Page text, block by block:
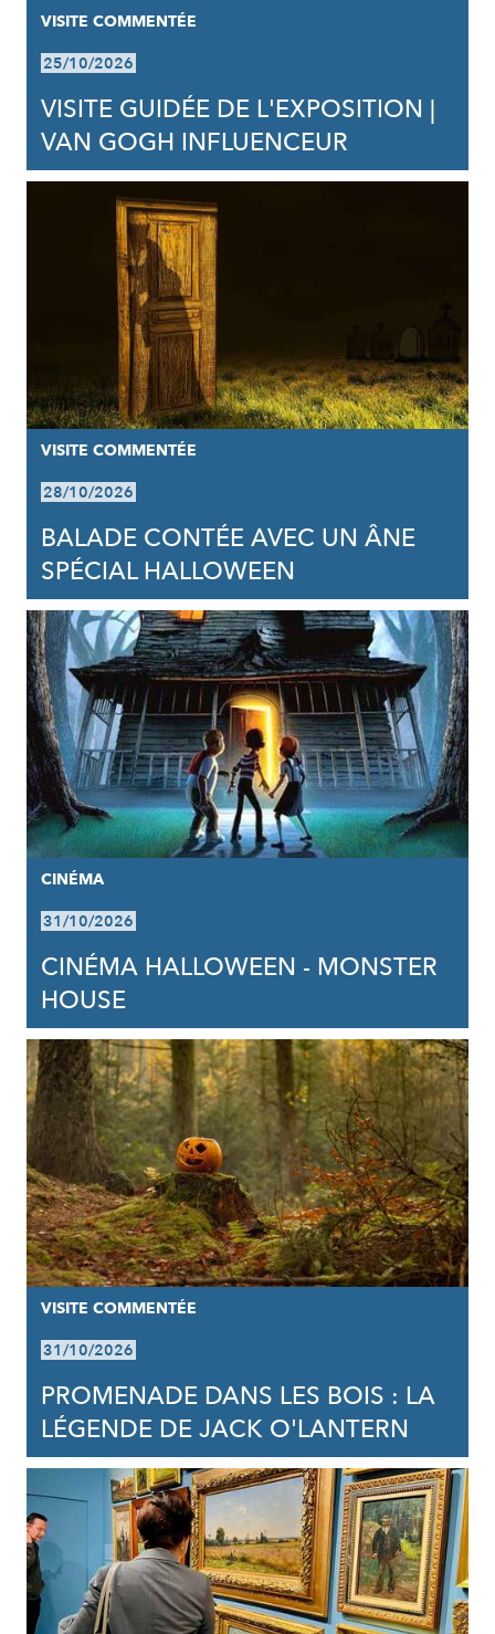
VISITE COMMENTÉE
25/10/2026
VISITE GUIDÉE DE L'EXPOSITION |
VAN GOGH INFLUENCEUR
VISITE COMMENTÉE
28/10/2026
BALADE CONTÉE AVEC UN ÂNE
SPÉCIAL HALLOWEEN
CINÉMA
31/10/2026
CINÉMA HALLOWEEN - MONSTER
HOUSE
VISITE COMMENTÉE
31/10/2026
PROMENADE DANS LES BOIS : LA
LÉGENDE DE JACK O'LANTERN